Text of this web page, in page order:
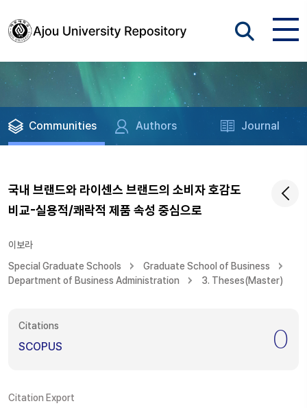
Communities Authors Journal
국내 브랜드와 라이센스 브랜드의 소비자 호감도
비교-실용적/쾌락적 제품 속성 중심으로
이보라
Special Graduate Schools
Graduate School of Business
Department of Business Administration
3. Theses(Master)
Citations
SCOPUS 0
Citation Export